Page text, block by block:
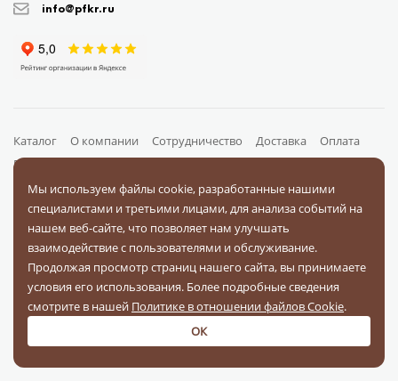
info@pfkr.ru
Каталог О компании Сотрудничество Доставка
Оплата
Поставщикам
Документы
Оплачивайте заказы
На связи в соц. сетях
Мы используем файлы cookie, разработанные нашими
специалистами и третьими лицами, для анализа событий на
нашем веб-сайте, что позволяет нам улучшать
взаимодействие с пользователями и обслуживание.
Продолжая просмотр страниц нашего сайта, вы принимаете
условия его использования. Более подробные сведения
смотрите в нашей Политике в отношении файлов Cookie.
ОК